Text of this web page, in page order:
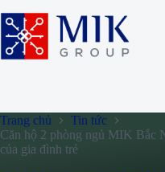
đến
phần
nội
dung
Trang chủ
Tin tức
Căn hộ 2 phòng ngủ MIK Bắc
của gia đình trẻ